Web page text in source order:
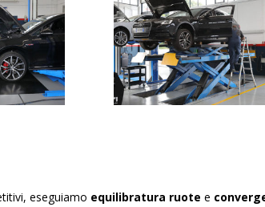
eseguiamo equilibratura ruote e